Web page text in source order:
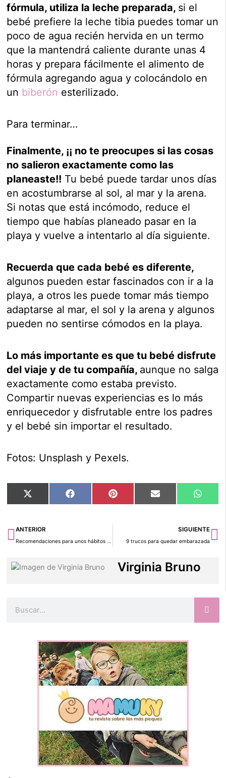
fórmula, utiliza la leche preparada, si el
bebé prefiere la leche tibia puedes tomar un
poco de agua recién hervida en un termo
que la mantendrá caliente durante unas 4
horas y prepara fácilmente el alimento de
fórmula agregando agua y colocándolo en
un biberón esterilizado.
Para terminar…
Finalmente, ¡¡ no te preocupes si las cosas
no salieron exactamente como las
planeaste!! Tu bebé puede tardar unos días
en acostumbrarse al sol, al mar y la arena.
Si notas que está incómodo, reduce el
tiempo que habías planeado pasar en la
playa y vuelve a intentarlo al día siguiente.
Recuerda que cada bebé es diferente,
algunos pueden estar fascinados con ir a la
playa, a otros les puede tomar más tiempo
adaptarse al mar, el sol y la arena y algunos
pueden no sentirse cómodos en la playa.
Lo más importante es que tu bebé disfrute
del viaje y de tu compañía, aunque no salga
exactamente como estaba previsto.
Compartir nuevas experiencias es lo más
enriquecedor y disfrutable entre los padres
y el bebé sin importar el resultado.
Fotos: Unsplash y Pexels.
Compartir
en
X
(Twitter)
Compartir
en
Facebook Compartir
en
Pinterest Compartir
en
Email
en
Ant
ANTERIOR
Recomendaciones para unos hábitos saludables para niños
SIGUIENTE
9 trucos para quedar embarazada
Virginia Bruno